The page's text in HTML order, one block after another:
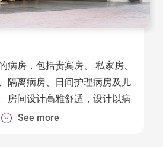
病房，包括贵宾房、 私家房、
隔离病房、日间护理病房及儿
房间设计高雅舒适，设计以病
应用电子化及自动化技术，为
See more